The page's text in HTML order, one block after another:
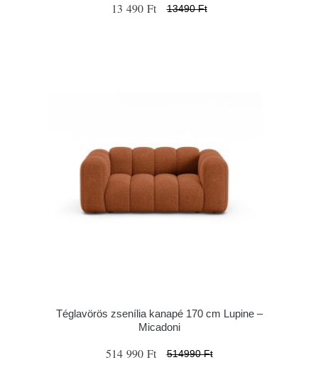
13 490 Ft 13490 Ft
Téglavörös zsenília kanapé 170 cm Lupine –
Micadoni
514 990 Ft 514990 Ft